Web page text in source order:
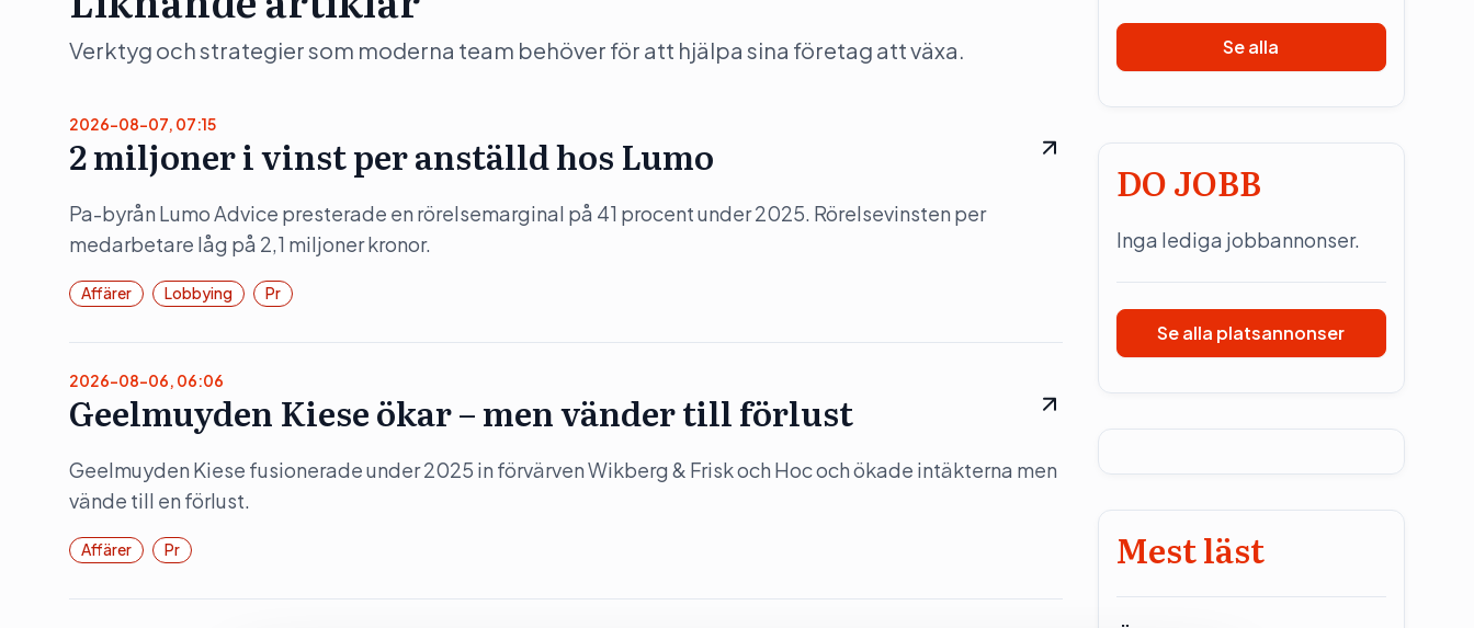
Verktyg och strategier som moderna team behöver för att hjälpa sina företag att växa.
2026-08-07, 07:15
2 miljoner i vinst per anställd hos Lumo
Pa-byrån Lumo Advice presterade en rörelsemarginal på 41 procent under 2025. Rörelsevinsten per
medarbetare låg på 2,1 miljoner kronor.
Affärer Lobbying Pr
2026-08-06, 06:06
Geelmuyden Kiese ökar – men vänder till förlust
Geelmuyden Kiese fusionerade under 2025 in förvärven Wikberg & Frisk och Hoc och ökade intäkterna men
vände till en förlust.
Affärer Pr
Se alla
DO JOBB
Inga lediga jobbannonser.
Se alla platsannonser
Mest läst